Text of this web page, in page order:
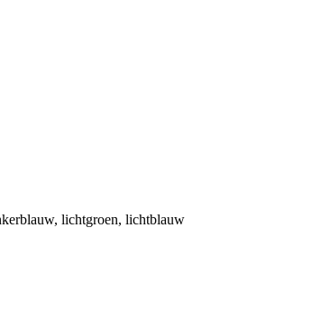
lichtgroen, lichtblauw